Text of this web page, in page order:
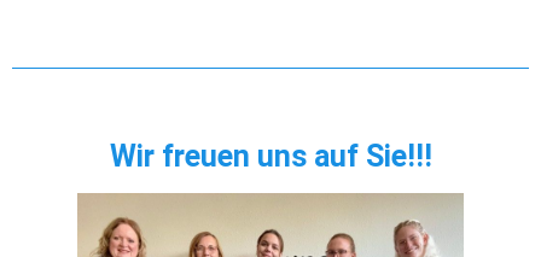
Wir freuen uns auf Sie!!!